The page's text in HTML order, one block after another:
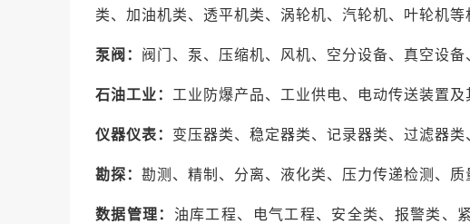
类、加油机类、透平机类、涡轮机、汽轮机、叶轮机等
泵阀： 阀门、泵、压缩机、风机、空分设备、真空设
石油工业： 工业防爆产品、工业供电、电动传送装置
仪器仪表： 变压器类、稳定器类、记录器类、过滤器
勘探： 勘测、精制、分离、液化类、压力传递检测、
数据管理： 油库工程、电气工程、安全类、报警类、